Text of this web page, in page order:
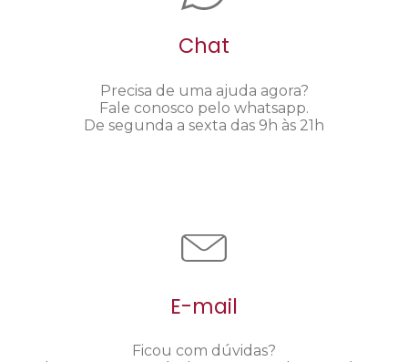
Chat
Precisa de uma ajuda agora?
Fale conosco pelo whatsapp.
De segunda a sexta das 9h às 21h
E-mail
Ficou com dúvidas?